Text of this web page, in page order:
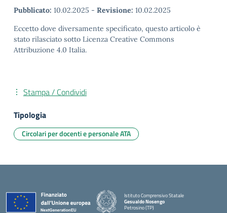
Pubblicato: 10.02.2025 - Revisione: 10.02.2025
Eccetto dove diversamente specificato, questo articolo è
stato rilasciato sotto Licenza Creative Commons
Attribuzione 4.0 Italia.
Stampa / Condividi
Tipologia
Circolari per docenti e personale ATA
Istituto Comprensivo Statale
Gesualdo Nosengo
Petrosino (TP)